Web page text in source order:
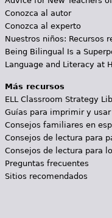
Conozca al autor
Conozca al experto
Nuestros niños: Recursos
Being Bilingual Is a
Language and Literacy at
Más recursos
ELL Classroom Strategy
Guías para imprimir y usar
Consejos familiares en
Consejos de lectura para
Consejos de lectura para
Preguntas frecuentes
Sitios recomendados